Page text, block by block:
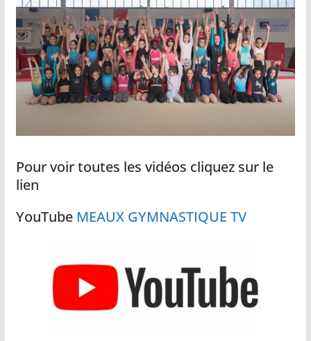
Pour voir toutes les vidéos cliquez sur le
lien
YouTube MEAUX GYMNASTIQUE TV